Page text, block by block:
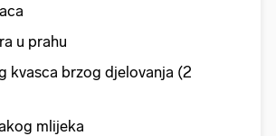
u prahu
kvasca brzog djelovanja (2
mlijeka